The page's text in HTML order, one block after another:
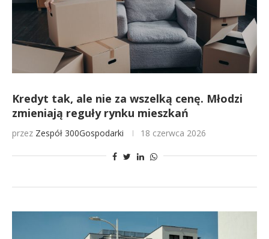
Kredyt tak, ale nie za wszelką cenę. Młodzi
zmieniają reguły rynku mieszkań
przez Zespół 300Gospodarki 18 czerwca 2026